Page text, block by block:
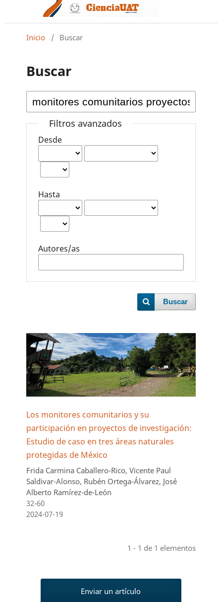
Inicio / Buscar
Buscar
Filtros avanzados
Desde
Hasta
Autores/as
Buscar
Los monitores comunitarios y su
participación en proyectos de investigación:
Estudio de caso en tres áreas naturales
protegidas de México
Frida Carmina Caballero-Rico, Vicente Paul
Saldivar-Alonso, Rubén Ortega-Álvarez, José
Alberto Ramírez-de-León
32-60
2024-07-19
1 - 1 de 1 elementos
Enviar un artículo